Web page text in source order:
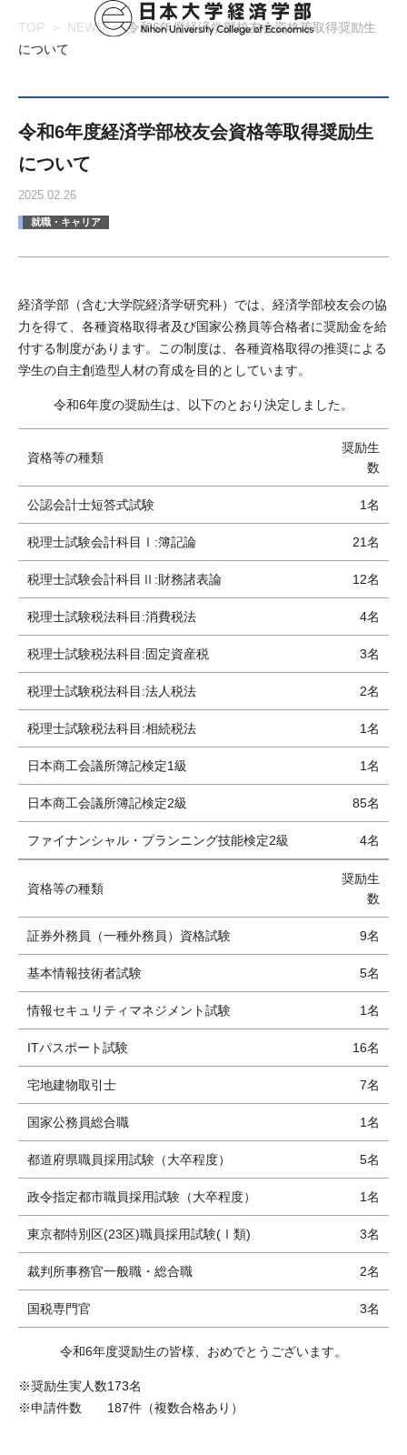
TOP NEWS
令和6年度経済学部校友会資格等取得奨励生
について
令和6年度経済学部校友会資格等取得奨励生
について
2025.02.26
就職・キャリア
経済学部（含む大学院経済学研究科）では、経済学部校友会の協
力を得て、各種資格取得者及び国家公務員等合格者に奨励金を給
付する制度があります。この制度は、各種資格取得の推奨による
学生の自主創造型人材の育成を目的としています。
令和6年度の奨励生は、以下のとおり決定しました。
資格等の種類
奨励生
数
公認会計士短答式試験 1名
税理士試験会計科目Ⅰ:簿記論 21名
税理士試験会計科目Ⅱ:財務諸表論 12名
税理士試験税法科目:消費税法 4名
税理士試験税法科目:固定資産税 3名
税理士試験税法科目:法人税法 2名
税理士試験税法科目:相続税法 1名
日本商工会議所簿記検定1級 1名
日本商工会議所簿記検定2級 85名
ファイナンシャル・プランニング技能検定2級 4名
資格等の種類
奨励生
数
証券外務員（一種外務員）資格試験 9名
基本情報技術者試験 5名
情報セキュリティマネジメント試験 1名
ITパスポート試験 16名
宅地建物取引士 7名
国家公務員総合職 1名
都道府県職員採用試験（大卒程度） 5名
政令指定都市職員採用試験（大卒程度） 1名
東京都特別区(23区)職員採用試験(Ⅰ類) 3名
裁判所事務官一般職・総合職 2名
国税専門官 3名
令和6年度奨励生の皆様、おめでとうございます。
奨励生実人数173名
申請件数
187件（複数合格あり）